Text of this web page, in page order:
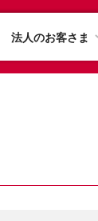
法人のお客さま